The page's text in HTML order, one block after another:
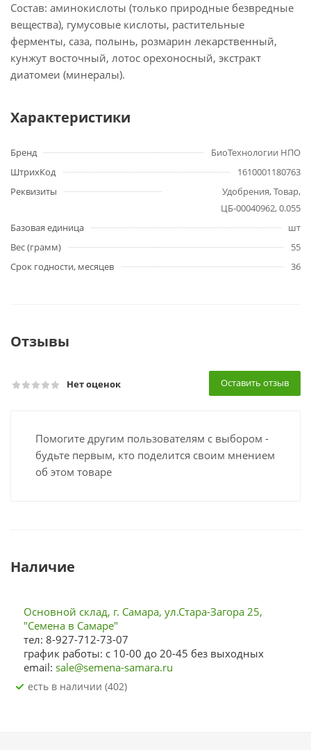
Состав: аминокислоты (только природные безвредные
вещества), гумусовые кислоты, растительные
ферменты, саза, полынь, розмарин лекарственный,
кунжут восточный, лотос орехоносный, экстракт
диатомеи (минералы).
Характеристики
Бренд
БиоТехнологии НПО
ШтрихКод
1610001180763
Реквизиты
Удобрения, Товар,
ЦБ-00040962, 0.055
Базовая единица
шт
Вес (грамм)
55
Срок годности, месяцев
36
Отзывы
Нет оценок Оставить отзыв
Помогите другим пользователям с выбором -
будьте первым, кто поделится своим мнением
об этом товаре
Наличие
Основной склад, г. Самара, ул.Стара-Загора 25,
"Семена в Самаре"
тел: 8-927-712-73-07
график работы: с 10-00 до 20-45 без выходных
email: sale@semena-samara.ru
Есть в наличии (402)